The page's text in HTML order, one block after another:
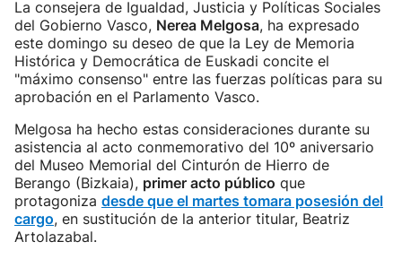
La consejera de Igualdad, Justicia y Políticas Sociales
del Gobierno Vasco, Nerea Melgosa, ha expresado
este domingo su deseo de que la Ley de Memoria
Histórica y Democrática de Euskadi concite el
"máximo consenso" entre las fuerzas políticas para su
aprobación en el Parlamento Vasco.
Melgosa ha hecho estas consideraciones durante su
asistencia al acto conmemorativo del 10º aniversario
del Museo Memorial del Cinturón de Hierro de
Berango (Bizkaia), primer acto público que
protagoniza desde que el martes tomara posesión del
cargo, en sustitución de la anterior titular, Beatriz
Artolazabal.